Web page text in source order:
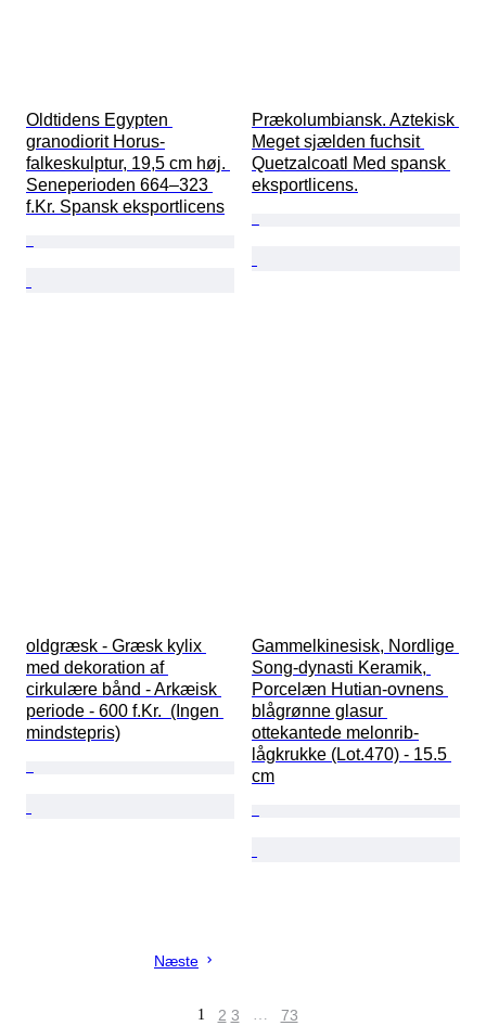
Oldtidens Egypten
granodiorit Horus-
falkeskulptur, 19,5 cm høj.
Seneperioden 664–323
f.Kr. Spansk eksportlicens
Prækolumbiansk. Aztekisk
Meget sjælden fuchsit
Quetzalcoatl Med spansk
eksportlicens.
oldgræsk - Græsk kylix
med dekoration af
cirkulære bånd - Arkæisk
periode - 600 f.Kr.  (Ingen
mindstepris)
Gammelkinesisk, Nordlige
Song-dynasti Keramik,
Porcelæn Hutian-ovnens
blågrønne glasur
ottekantede melonrib-
lågkrukke (Lot.470) - 15.5
cm
Næste
1 2 3 … 73